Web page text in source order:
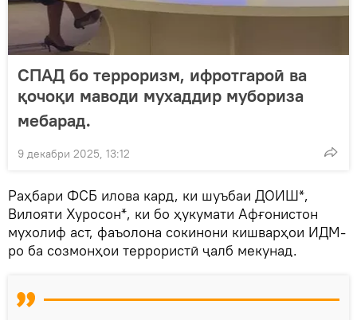
СПАД бо терроризм, ифротгароӣ ва
қочоқи маводи мухаддир мубориза
мебарад.
9 декабри 2025, 13:12
Раҳбари ФСБ илова кард, ки шуъбаи ДОИШ*,
Вилояти Хуросон*, ки бо ҳукумати Афғонистон
мухолиф аст, фаъолона сокинони кишварҳои ИДМ-
ро ба созмонҳои террористӣ ҷалб мекунад.